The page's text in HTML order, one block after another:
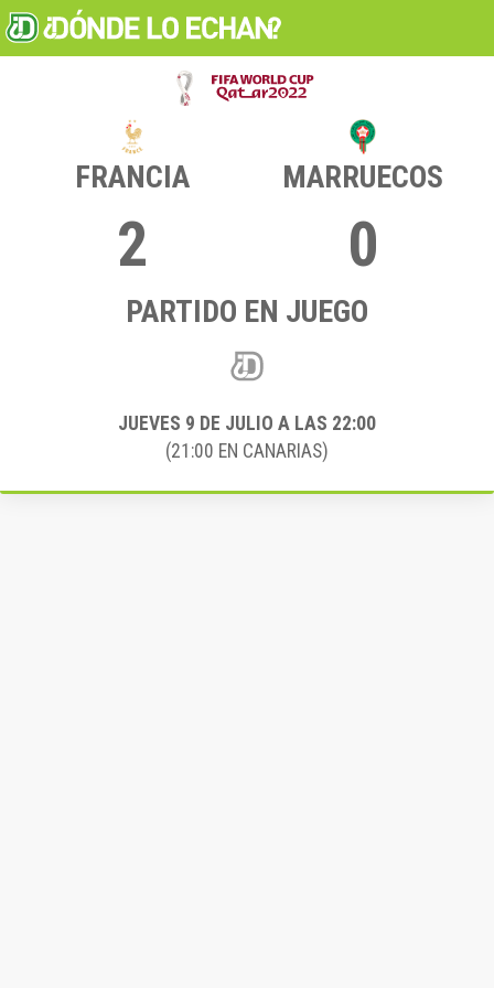
FRANCIA MARRUECOS
2 0
PARTIDO EN JUEGO
JUEVES 9 DE JULIO A LAS 22:00
(21:00 EN CANARIAS)